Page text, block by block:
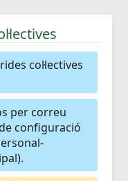
col·lectives
per correu
configuració